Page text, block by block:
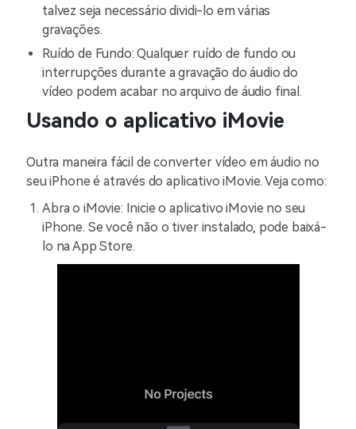
talvez seja necessário dividi-lo em várias
gravações.
Ruído de Fundo: Qualquer ruído de fundo ou
interrupções durante a gravação do áudio do
vídeo podem acabar no arquivo de áudio final.
Usando o aplicativo iMovie
Outra maneira fácil de converter vídeo em áudio no
seu iPhone é através do aplicativo iMovie. Veja como:
Abra o iMovie: Inicie o aplicativo iMovie no seu
iPhone. Se você não o tiver instalado, pode baixá-
lo na App Store.